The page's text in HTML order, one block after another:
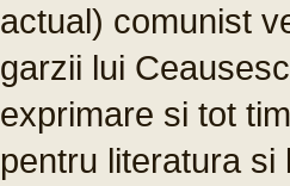
actual) comunist
garzii lui
exprimare si tot
pentru literatura